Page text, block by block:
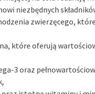
niezbędnych
zwierzęcego,
które oferują
3 oraz